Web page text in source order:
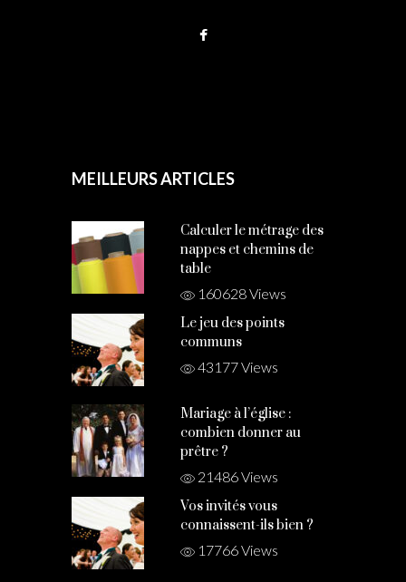
MEILLEURS ARTICLES
Calculer le métrage des
nappes et chemins de
table
160628 Views
Le jeu des points
communs
43177 Views
Mariage à l’église :
combien donner au
prêtre ?
21486 Views
Vos invités vous
connaissent-ils bien ?
17766 Views